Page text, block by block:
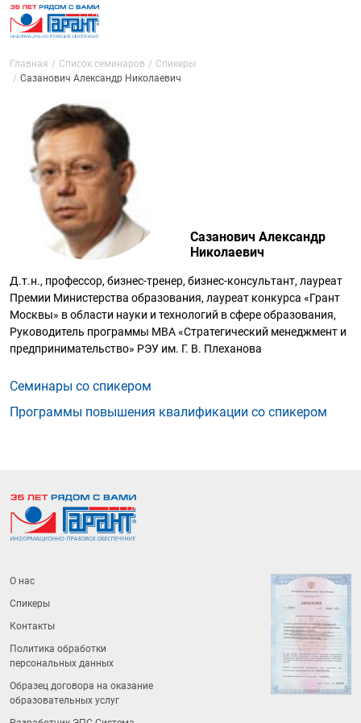
Главная Список семинаров
Спикеры
Сазанович Александр Николаевич
Сазанович Александр
Николаевич
Д.т.н., профессор, бизнес-тренер, бизнес-консультант, лауреат
Премии Министерства образования, лауреат конкурса «Грант
Москвы» в области науки и технологий в сфере образования,
Руководитель программы МВА «Стратегический менеджмент и
предпринимательство» РЭУ им. Г. В. Плеханова
Семинары со спикером
Программы повышения квалификации со спикером
О нас
Спикеры
Контакты
Политика обработки
персональных данных
Образец договора на оказание
образовательных услуг